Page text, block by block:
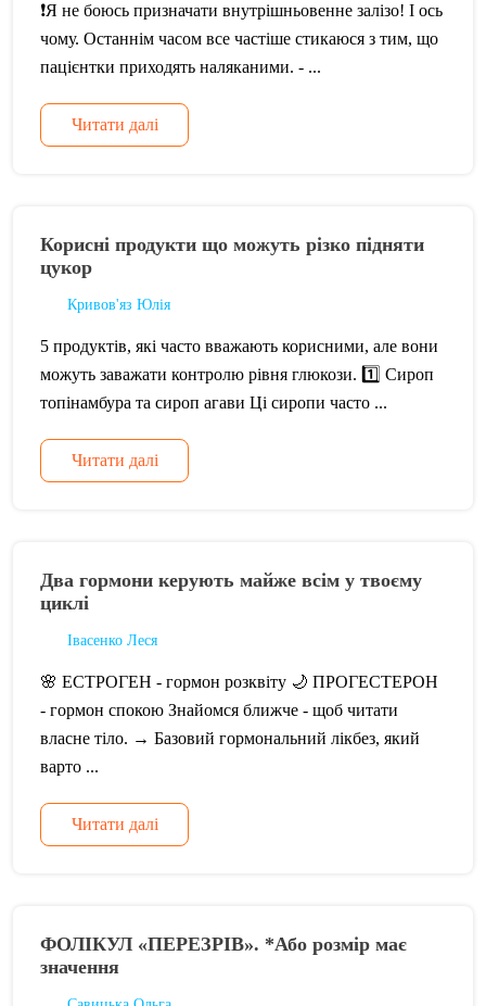
❗️Я не боюсь призначати внутрішньовенне залізо! І ось
чому. Останнім часом все частіше стикаюся з тим, що
пацієнтки приходять наляканими. - ...
Читати далі
Корисні продукти що можуть різко підняти
цукор
Кривов'яз Юлія
5 продуктів, які часто вважають корисними, але вони
можуть заважати контролю рівня глюкози. 1️⃣ Сироп
топінамбура та сироп агави Ці сиропи часто ...
Читати далі
Два гормони керують майже всім у твоєму
циклі
Івасенко Леся
🌸 ЕСТРОГЕН - гормон розквіту 🌙 ПРОГЕСТЕРОН
- гормон спокою Знайомся ближче - щоб читати
власне тіло. → Базовий гормональний лікбез, який
варто ...
Читати далі
ФОЛІКУЛ «ПЕРЕЗРІВ». *Або розмір має
значення